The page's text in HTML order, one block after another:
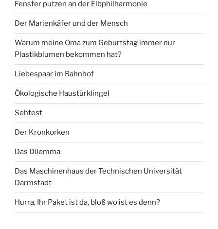
Fenster putzen an der Elbphilharmonie
Der Marienkäfer und der Mensch
Warum meine Oma zum Geburtstag immer nur
Plastikblumen bekommen hat?
Liebespaar im Bahnhof
Ökologische Haustürklingel
Sehtest
Der Kronkorken
Das Dilemma
Das Maschinenhaus der Technischen Universität
Darmstadt
Hurra, Ihr Paket ist da, bloß wo ist es denn?